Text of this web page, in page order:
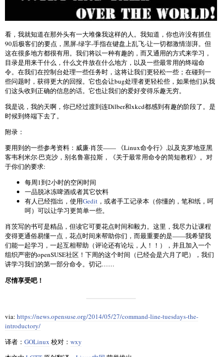
看，我就知道在那外头有一大堆像我这样的人。我知道，你也许没有抓住
90后极客们的要点，黑屏-绿字-手指在键盘上乱飞-让一切都激情澎湃。但
这在很多地方都很有用。我们将以一种有趣的，而又通用的方式来学习，
目录是用来干什么，什么文件放在什么地方，以及一些最常用的终端命
令。在我们在控制台处理一些任务时，这将让我们更轻松一些；在碰到一
些问题时，获得更大的回报。它也会让bug处理者更轻松些，如果他们从我
们这头收到正确的信息的话。它也让我们的爱好变得乐趣无穷。
我是说，我的天啊，你已经过渡到连Dilber和xkcd都感到有趣的阶段了。是
时候到终端下去了。
附录：
要用到的一些参考资料：威廉·肖茨—— 《Linux命令行》,以及克罗地亚黑
客韦利米尔·巴克沙，别名鲁塞拉斯，《关于最常用命令的简短教程》。对
于你们的要求:
每周1到2小时的空闲时间
一品脱冰冻啤酒或者其它饮料
有人已经指出，使用Gedit ，或者手工记录本（你懂的，笔和纸，呵
呵）可以让学习更简单一些。
肖茨写的书可是精品，但读它可要花点时间和毅力。这里，我尽力让课程
变得更通俗易懂一点，花点时间来帮助你们，而最重要的是——我希望我
们能一起学习，一起互相帮助（评论还有论坛，人！！），并且加入一个
组织严密的openSUSE社区！下周的这个时间（已经会是六月了吧），我们
讲学习我们的第一部分命令。切记……
尽情享受吧！
via: https://news.opensuse.org/2014/05/27/command-line-tuesdays-the-
introductory/
译者： GOLinux 校对： wxy